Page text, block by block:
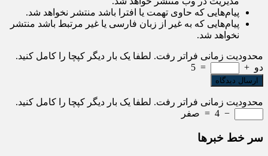
پیام‌هایی که حاوی تهمت یا افترا باشد منتشر نخواهد شد.
پیام‌هایی که به غیر از زبان فارسی یا غیر مرتبط باشد منتشر
نخواهد شد.
محدودیت زمانی فراتر رفت. لطفا یک بار دیگر کپچا را کامل کنید.
دو +
=
5
محدودیت زمانی فراتر رفت. لطفا یک بار دیگر کپچا را کامل کنید.
−
4
= صفر
سر خط خبرها